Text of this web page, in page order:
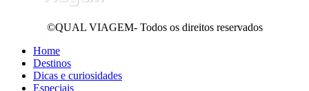
©QUAL VIAGEM- Todos os direitos reservados
Home
Destinos
Dicas e curiosidades
Especiais